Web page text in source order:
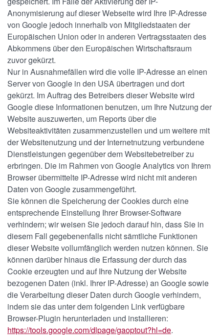
Stilfser g.U.
Das Produkt
Die Herstellung
Das Konsortium
Rezepte
News & Events
Kontakt
Anonymisierung auf dieser Webseite wird Ihre IP-Adresse
von Google jedoch innerhalb von Mitgliedstaaten der
Europäischen Union oder in anderen Vertragsstaaten des
Abkommens über den Europäischen Wirtschaftsraum
zuvor gekürzt.
Nur in Ausnahmefällen wird die volle IP-Adresse an einen
Server von Google in den USA übertragen und dort
gekürzt. Im Auftrag des Betreibers dieser Website wird
Google diese Informationen benutzen, um Ihre Nutzung der
Website auszuwerten, um Reports über die
Websiteaktivitäten zusammenzustellen und um weitere mit
der Websitenutzung und der Internetnutzung verbundene
Dienstleistungen gegenüber dem Websitebetreiber zu
erbringen. Die im Rahmen von Google Analytics von Ihrem
Browser übermittelte IP-Adresse wird nicht mit anderen
Daten von Google zusammengeführt.
Sie können die Speicherung der Cookies durch eine
entsprechende Einstellung Ihrer Browser-Software
verhindern; wir weisen Sie jedoch darauf hin, dass Sie in
diesem Fall gegebenenfalls nicht sämtliche Funktionen
dieser Website vollumfänglich werden nutzen können. Sie
können darüber hinaus die Erfassung der durch das
Cookie erzeugten und auf Ihre Nutzung der Website
bezogenen Daten (inkl. Ihrer IP-Adresse) an Google sowie
die Verarbeitung dieser Daten durch Google verhindern,
indem sie das unter dem folgenden Link verfügbare
Browser-Plugin herunterladen und installieren:
https://tools.google.com/dlpage/gaoptout?hl=de.